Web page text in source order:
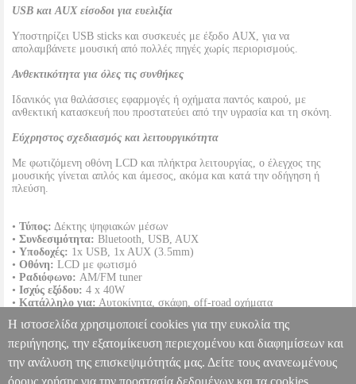
USB και AUX είσοδοι για ευελιξία
Υποστηρίζει USB sticks και συσκευές με έξοδο AUX, για να
απολαμβάνετε μουσική από πολλές πηγές χωρίς περιορισμούς.
Ανθεκτικότητα για όλες τις συνθήκες
Ιδανικός για θαλάσσιες εφαρμογές ή οχήματα παντός καιρού, με
ανθεκτική κατασκευή που προστατεύει από την υγρασία και τη σκόνη.
Εύχρηστος σχεδιασμός και λειτουργικότητα
Με φωτιζόμενη οθόνη LCD και πλήκτρα λειτουργίας, ο έλεγχος της
μουσικής γίνεται απλός και άμεσος, ακόμα και κατά την οδήγηση ή
πλεύση.
• Τύπος: Δέκτης ψηφιακών μέσων
• Συνδεσιμότητα: Bluetooth, USB, AUX
• Υποδοχές: 1x USB, 1x AUX (3.5mm)
• Οθόνη: LCD με φωτισμό
• Ραδιόφωνο: AM/FM tuner
• Ισχύς εξόδου: 4 x 40W
• Κατάλληλο για: Αυτοκίνητα, σκάφη, off-road οχήματα
• Χρώμα:Μαύρο
•Διαστάσεις:Compact σχεδίαση (universal fit)
POWERBASS MC-100 ΔΕΚΤΗΣ ΨΗΦΙΑΚΩΝ ΜΕΣΩΝ
BLUETOOTH, AUX & USB INPUT PER.251133 PER.251133
Η ιστοσελίδα χρησιμοποιεί cookies για την ευκολία της
περιήγησης, την εξατομίκευση περιεχομένου και διαφημίσεων και
την ανάλυση της επισκεψιμότητάς μας. Δείτε τους ανανεωμένους
όρους χρήσης για την προστασία δεδομένων και τα cookies.